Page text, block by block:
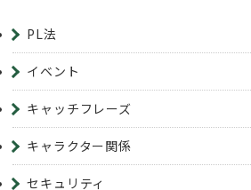
PL法
イベント
キャッチフレーズ
キャラクター関係
セキュリティ